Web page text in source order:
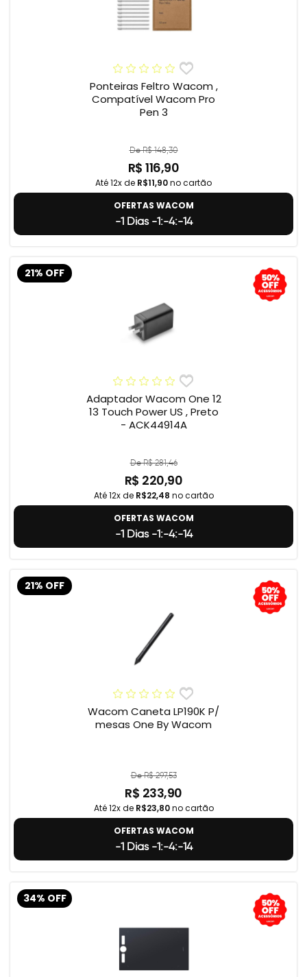
Ponteiras Feltro Wacom ,
Compatível Wacom Pro
Pen 3
De R$ 148,30
R$ 116,90
Até 12x de R$11,90no cartão
OFERTAS WACOM
-1 Dias -1:-4:-15
21% OFF
Adaptador Wacom One 12
13 Touch Power US , Preto
- ACK44914A
De R$ 281,46
R$ 220,90
Até 12x de R$22,48 no cartão
OFERTAS WACOM
-1 Dias -1:-4:-15
21% OFF
Wacom Caneta LP190K P/
mesas One By Wacom
De R$ 297,53
R$ 233,90
Até 12x de R$23,80no cartão
OFERTAS WACOM
-1 Dias -1:-4:-15
34% OFF